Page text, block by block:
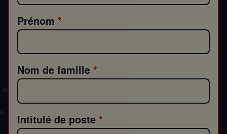
Prénom
Nom de famille
Intitulé de poste